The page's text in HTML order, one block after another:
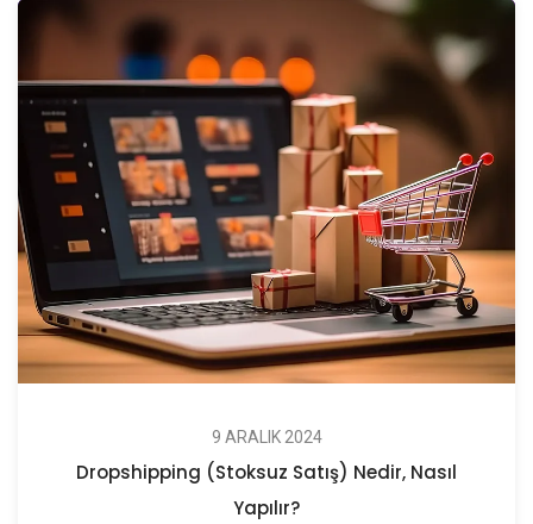
9 ARALIK 2024
Dropshipping (Stoksuz Satış) Nedir, Nasıl
Yapılır?